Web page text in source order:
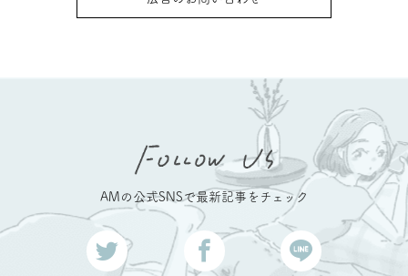
AMの公式SNSで最新記事をチェック